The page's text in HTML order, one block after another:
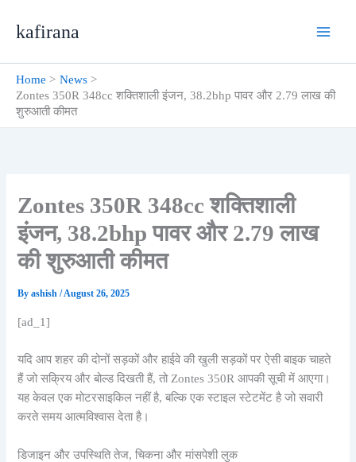
kafirana
Home
News
Zontes 350R 348cc शक्तिशाली इंजन, 38.2bhp पावर और 2.79 लाख की
शुरुआती कीमत
Zontes 350R 348cc शक्तिशाली
इंजन, 38.2bhp पावर और 2.79 लाख
की शुरुआती कीमत
Byashish/August 26, 2025
[ad_1]
यदि आप शहर की दोनों सड़कों और हाईवे की खुली सड़कों पर ऐसी बाइक चाहते
हैं जो सक्रिय और बोल्ड दिखती हैं, तो Zontes 350R आपकी सूची में आएगा।
यह केवल एक मोटरसाइकिल नहीं है, बल्कि एक स्टाइल स्टेटमेंट है जो सवारी
करते समय आत्मविश्वास देता है।
डिजाइन और उपस्थिति तेज, चिकना और मांसपेशी लुक